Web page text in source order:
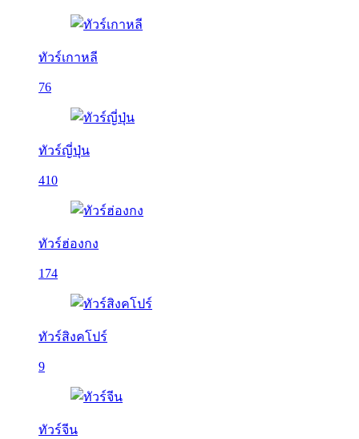
ทัวร์เกาหลี
76
ทัวร์ญี่ปุ่น
410
ทัวร์ฮ่องกง
174
ทัวร์สิงคโปร์
9
ทัวร์จีน